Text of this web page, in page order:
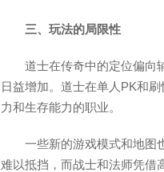
三、玩法的局限性
道士在传奇中的定位偏向
日益增加。道士在单人PK和
力和生存能力的职业。
一些新的游戏模式和地图
难以抵挡，而战士和法师凭借